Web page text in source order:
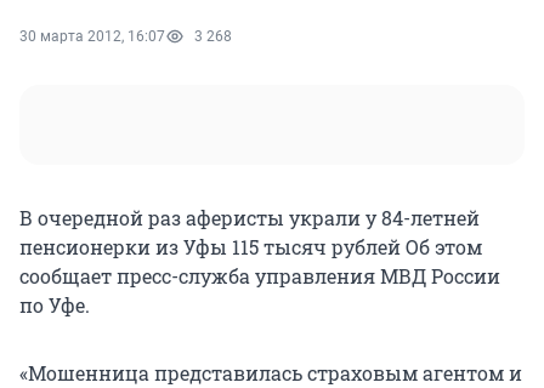
30 марта 2012, 16:07 3 268
В очередной раз аферисты украли у 84-летней
пенсионерки из Уфы 115 тысяч рублей Об этом
сообщает пресс-служба управления МВД России
по Уфе.
«Мошенница представилась страховым агентом и